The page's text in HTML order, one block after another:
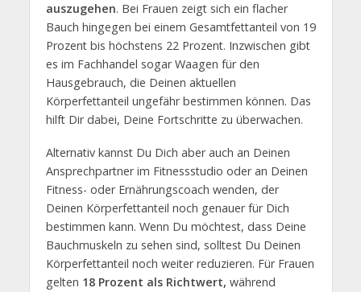
auszugehen. Bei Frauen zeigt sich ein flacher
Bauch hingegen bei einem Gesamtfettanteil von 19
Prozent bis höchstens 22 Prozent. Inzwischen gibt
es im Fachhandel sogar Waagen für den
Hausgebrauch, die Deinen aktuellen
Körperfettanteil ungefähr bestimmen können. Das
hilft Dir dabei, Deine Fortschritte zu überwachen.
Alternativ kannst Du Dich aber auch an Deinen
Ansprechpartner im Fitnessstudio oder an Deinen
Fitness- oder Ernährungscoach wenden, der
Deinen Körperfettanteil noch genauer für Dich
bestimmen kann. Wenn Du möchtest, dass Deine
Bauchmuskeln zu sehen sind, solltest Du Deinen
Körperfettanteil noch weiter reduzieren. Für Frauen
gelten 18 Prozent als Richtwert, während